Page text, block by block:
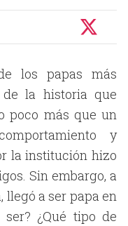
los papas más
la historia que
poco más que un
y
la institución hizo
Sin embargo, a
llegó a ser papa en
ser? ¿Qué tipo de